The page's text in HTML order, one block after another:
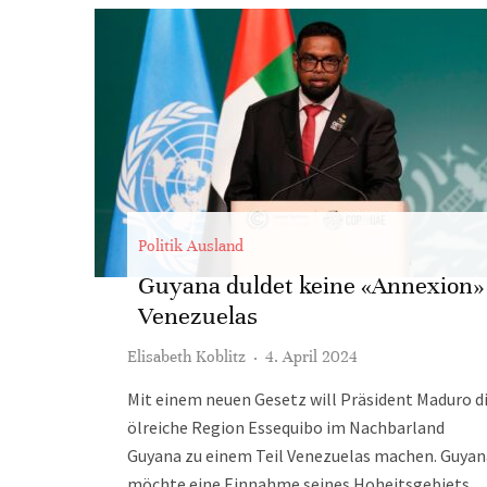
Politik Ausland
Guyana duldet keine «Annexion»
Venezuelas
Elisabeth Koblitz · 4. April 2024
Mit einem neuen Gesetz will Präsident Maduro
ölreiche Region Essequibo im Nachbarland
Guyana zu einem Teil Venezuelas machen.